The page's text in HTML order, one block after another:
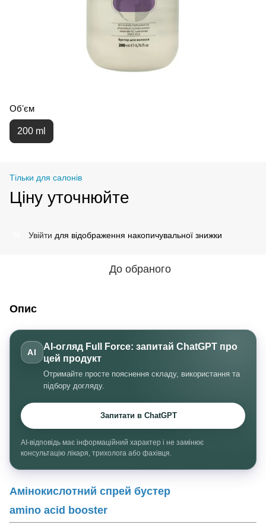
Обʼєм
200 ml
Тільки для салонів
Ціну уточнюйте
Увійти для відображення накопичувальної знижки
До обраного
Опис
AI
AI-огляд Full Force: запитай ChatGPT про
цей продукт
Отримайте просте пояснення складу, використання та
підбору догляду.
Запитати в ChatGPT
AI-відповідь має інформаційний характер і не замінює
консультацію лікаря, трихолога або фахівця.
Амінокислотний спрей бустер
amino acid booster